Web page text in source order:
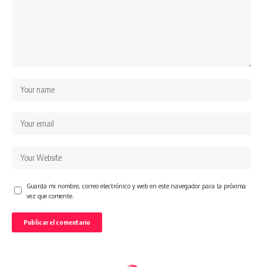
Guarda mi nombre, correo electrónico y web en este navegador para la próxima
vez que comente.